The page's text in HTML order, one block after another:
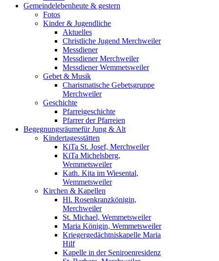
Gemeindelebenheute & gestern
Fotos
Kinder & Jugendliche
Aktuelles
Christliche Jugend Merchweiler
Messdiener
Messdiener Merchweiler
Messdiener Wemmetsweiler
Gebet & Musik
Charismatische Gebetsgruppe
Merchweiler
Geschichte
Pfarreigeschichte
Pfarrer der Pfarreien
Begegnungsräumefür Jung & Alt
Kindertagesstätten
KiTa St. Josef, Merchweiler
KiTa Michelsberg,
Wemmetsweiler
Kath. Kita im Wiesental,
Wemmetsweiler
Kirchen & Kapellen
Hl. Rosenkranzkönigin,
Merchweiler
St. Michael, Wemmetsweiler
Maria Königin, Wemmetsweiler
Kriegergedächtniskapelle Maria
Hilf
Kapelle in der Seniroenresidenz